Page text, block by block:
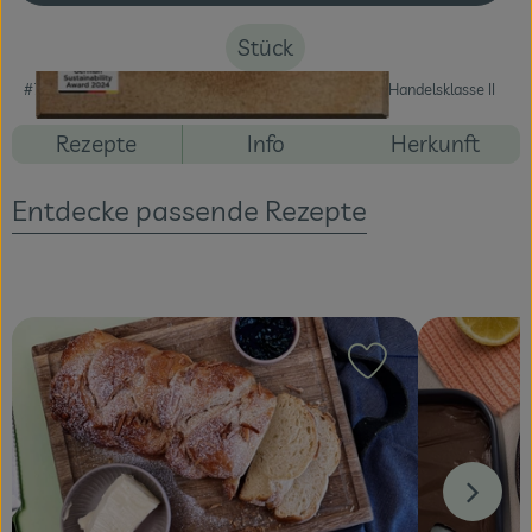
Blog
Stück
#72001 3,29 € Handelsklasse II
Rezepte Info Herkunft
Entdecke passende Rezepte
Rezept zu